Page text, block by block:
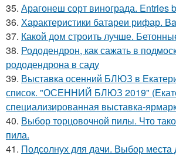
35. Арагонеш сорт винограда. Entries
36. Характеристики батареи рифар.
37. Какой дом строить лучше.
38. Рододендрон, как сажать в
рододендрона в саду
39. Выставка осенний БЛЮЗ в
список. "ОСЕННИЙ БЛЮЗ 2019"
специализированная выставка-
40. Выбор торцовочной пилы. Что
пила.
41. Подсолнух для дачи. Выбор места